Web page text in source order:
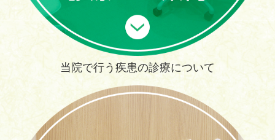
当院で行う疾患の診療について